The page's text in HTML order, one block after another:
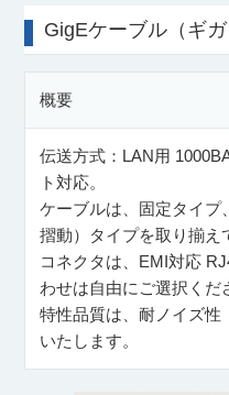
GigEケーブル（ギ
概要
伝送方式：LAN用
ト対応。
ケーブルは、固定タイプ
摺動）タイプを取り揃え
コネクタは、EMI対応
わせは自由にご選択くだ
特性品質は、耐ノイズ性
いたします。